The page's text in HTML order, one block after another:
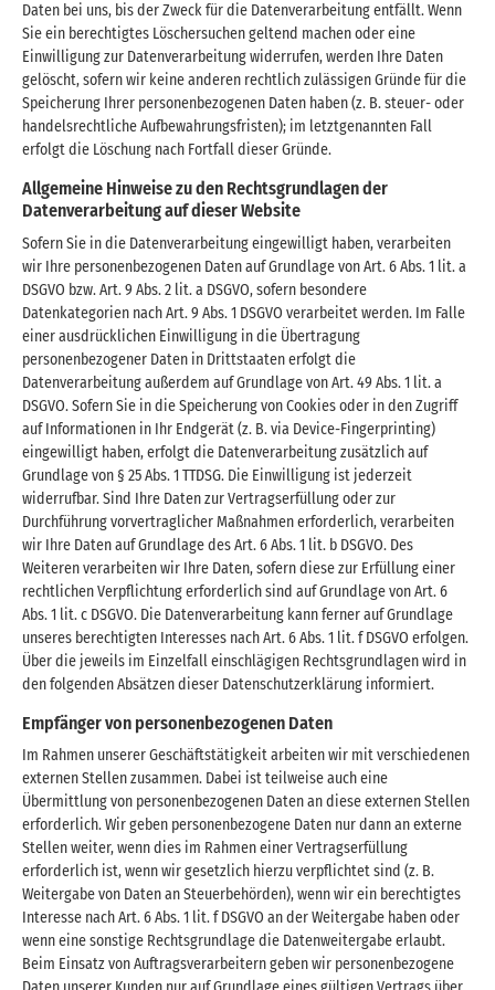
Daten bei uns, bis der Zweck für die Datenverarbeitung entfällt. Wenn
Sie ein berechtigtes Löschersuchen geltend machen oder eine
Einwilligung zur Datenverarbeitung widerrufen, werden Ihre Daten
gelöscht, sofern wir keine anderen rechtlich zulässigen Gründe für die
Speicherung Ihrer personenbezogenen Daten haben (z. B. steuer- oder
handelsrechtliche Aufbewahrungsfristen); im letztgenannten Fall
erfolgt die Löschung nach Fortfall dieser Gründe.
Allgemeine Hinweise zu den Rechtsgrundlagen der
Datenverarbeitung auf dieser Website
Sofern Sie in die Datenverarbeitung eingewilligt haben, verarbeiten
wir Ihre personenbezogenen Daten auf Grundlage von Art. 6 Abs. 1 lit. a
DSGVO bzw. Art. 9 Abs. 2 lit. a DSGVO, sofern besondere
Datenkategorien nach Art. 9 Abs. 1 DSGVO verarbeitet werden. Im Falle
einer ausdrücklichen Einwilligung in die Übertragung
personenbezogener Daten in Drittstaaten erfolgt die
Datenverarbeitung außerdem auf Grundlage von Art. 49 Abs. 1 lit. a
DSGVO. Sofern Sie in die Speicherung von Cookies oder in den Zugriff
auf Informationen in Ihr Endgerät (z. B. via Device-Fingerprinting)
eingewilligt haben, erfolgt die Datenverarbeitung zusätzlich auf
Grundlage von § 25 Abs. 1 TTDSG. Die Einwilligung ist jederzeit
widerrufbar. Sind Ihre Daten zur Vertragserfüllung oder zur
Durchführung vorvertraglicher Maßnahmen erforderlich, verarbeiten
wir Ihre Daten auf Grundlage des Art. 6 Abs. 1 lit. b DSGVO. Des
Weiteren verarbeiten wir Ihre Daten, sofern diese zur Erfüllung einer
rechtlichen Verpflichtung erforderlich sind auf Grundlage von Art. 6
Abs. 1 lit. c DSGVO. Die Datenverarbeitung kann ferner auf Grundlage
unseres berechtigten Interesses nach Art. 6 Abs. 1 lit. f DSGVO erfolgen.
Über die jeweils im Einzelfall einschlägigen Rechtsgrundlagen wird in
den folgenden Absätzen dieser Datenschutzerklärung informiert.
Empfänger von personenbezogenen Daten
Im Rahmen unserer Geschäftstätigkeit arbeiten wir mit verschiedenen
externen Stellen zusammen. Dabei ist teilweise auch eine
Übermittlung von personenbezogenen Daten an diese externen Stellen
erforderlich. Wir geben personenbezogene Daten nur dann an externe
Stellen weiter, wenn dies im Rahmen einer Vertragserfüllung
erforderlich ist, wenn wir gesetzlich hierzu verpflichtet sind (z. B.
Weitergabe von Daten an Steuerbehörden), wenn wir ein berechtigtes
Interesse nach Art. 6 Abs. 1 lit. f DSGVO an der Weitergabe haben oder
wenn eine sonstige Rechtsgrundlage die Datenweitergabe erlaubt.
Beim Einsatz von Auftragsverarbeitern geben wir personenbezogene